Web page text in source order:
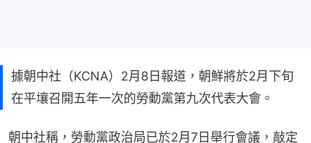
據朝中社（KCNA）2月8日報道，朝鮮將於2月下旬
在平壤召開五年一次的勞動黨第九次代表大會。
朝中社稱，勞動黨政治局已於2月7日舉行會議，敲定